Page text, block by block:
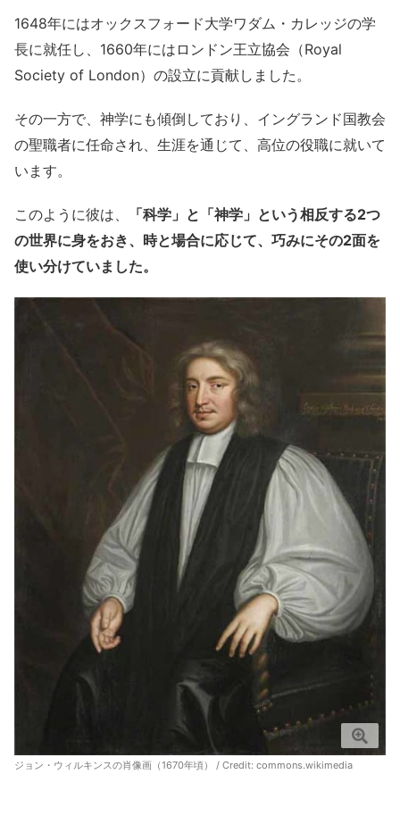
1648年にはオックスフォード大学ワダム・カレッジの学
長に就任し、1660年にはロンドン王立協会（Royal
Society of London）の設立に貢献しました。
その一方で、神学にも傾倒しており、イングランド国教会
の聖職者に任命され、生涯を通じて、高位の役職に就いて
います。
このように彼は、
「科学」と「神学」という相反する2つ
の世界に身をおき、時と場合に応じて、巧みにその2面を
使い分けていました。
ジョン・ウィルキンスの肖像画（1670年頃） / Credit: commons.wikimedia